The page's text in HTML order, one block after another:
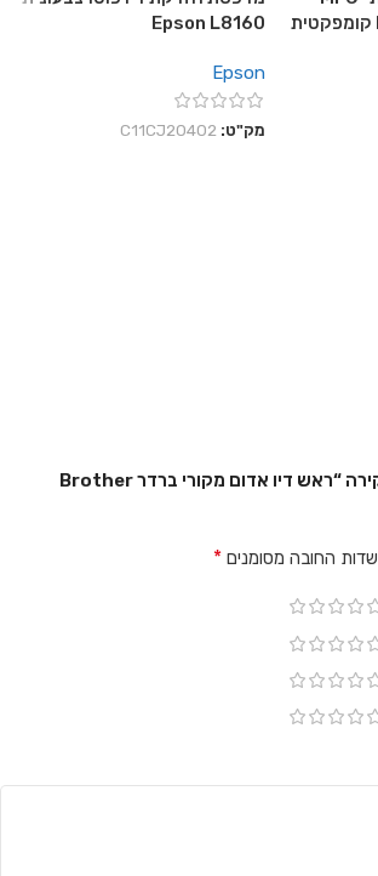
L2980DW Brother קומפקטית
Epson L8160
Epson
מק"ט: C11CJ20402
היה הראשון לכתוב סקירה “ראש דיו אדום מקורי ברדר Brother
שדות החובה מסומנים *